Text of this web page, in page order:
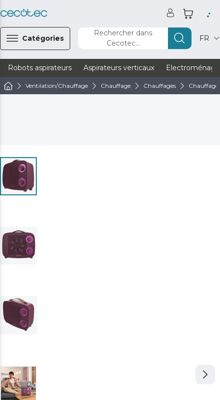
Catégories
Rechercher dans
Cecotec...
FR
Robots aspirateurs Aspirateurs verticaux
Ventilation/Chauffage Chauffage Chauffages